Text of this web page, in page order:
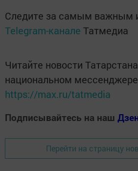
Следите за самым важным
Telegram-канале Татмедиа
Читайте новости
национальном
https://max.ru/tatmedia
Подписывайтесь на наш
Перейти на страницу